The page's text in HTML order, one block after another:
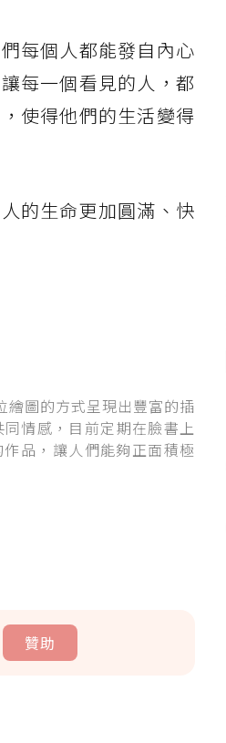
每個人都能發自內心
每一個看見的人，都
使得他們的生活變得
的生命更加圓滿、快
圖的方式呈現出豐富的插
情感，目前定期在臉書上
品，讓人們能夠正面積極
贊助